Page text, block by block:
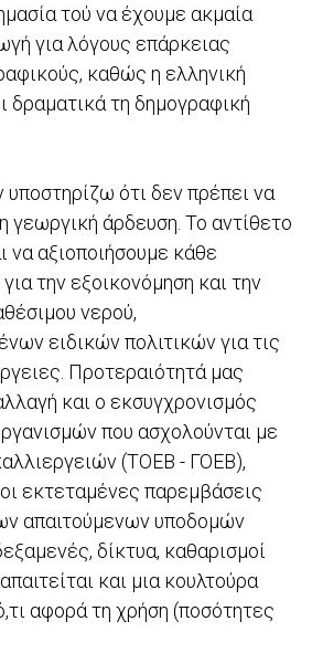
τού να έχουμε ακμαία
για λόγους επάρκειας
καθώς η ελληνική
δραματικά τη δημογραφική
ότι δεν πρέπει να
γεωργική άρδευση. Το αντίθετο
να αξιοποιήσουμε κάθε
την εξοικονόμηση και την
νερού,
ειδικών πολιτικών για τις
Προτεραιότητά μας
και ο εκσυγχρονισμός
που ασχολούνται με
(ΤΟΕΒ - ΓΟΕΒ),
εκτεταμένες παρεμβάσεις
απαιτούμενων υποδομών
δίκτυα, καθαρισμοί
και μια κουλτούρα
αφορά τη χρήση (ποσότητες